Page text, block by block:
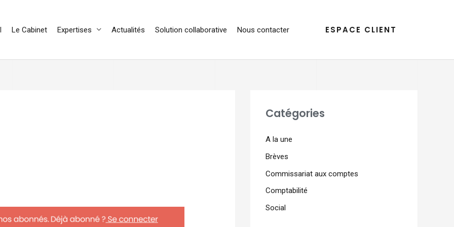
Le Cabinet Expertises Actualités Solution collaborative Nous contacter ESPACE CLIENT
Catégories
A la une
Brèves
Commissariat aux comptes
Comptabilité
Social